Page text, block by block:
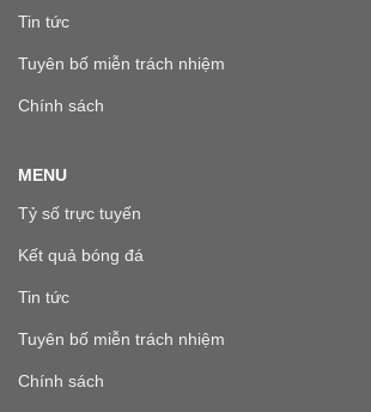
Tin tức
Tuyên bố miễn trách nhiệm
Chính sách
MENU
Tỷ số trực tuyến
Kết quả bóng đá
Tin tức
Tuyên bố miễn trách nhiệm
Chính sách